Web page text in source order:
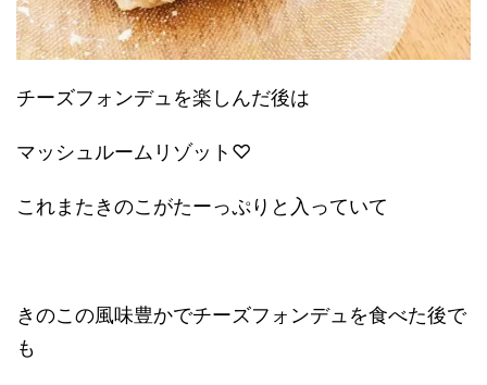
チーズフォンデュを楽しんだ後は
マッシュルームリゾット♡
これまたきのこがたーっぷりと入っていて
きのこの風味豊かでチーズフォンデュを食べた後で
も